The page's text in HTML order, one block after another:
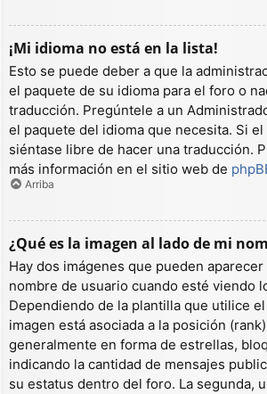
¡Mi idioma no está en la lista!
Esto se puede deber a que la
el paquete de su idioma para el foro o
traducción. Pregúntele a un
el paquete del idioma que necesita. Si
siéntase libre de hacer una traducción.
más información en el sitio web de
Arriba
¿Qué es la imagen al lado de mi
Hay dos imágenes que pueden
nombre de usuario cuando esté viendo
Dependiendo de la plantilla que utilice
imagen está asociada a la posición
generalmente en forma de estrellas,
indicando la cantidad de mensajes
su estatus dentro del foro. La segunda,